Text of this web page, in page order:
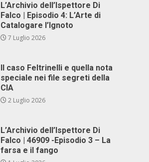
L’Archivio dell’Ispettore Di
Falco | Episodio 4: L’Arte di
Catalogare l’Ignoto
7 Luglio 2026
Il caso Feltrinelli e quella nota
speciale nei file segreti della
CIA
2 Luglio 2026
L’Archivio dell’Ispettore Di
Falco | 46909 -Episodio 3 – La
farsa e il fango